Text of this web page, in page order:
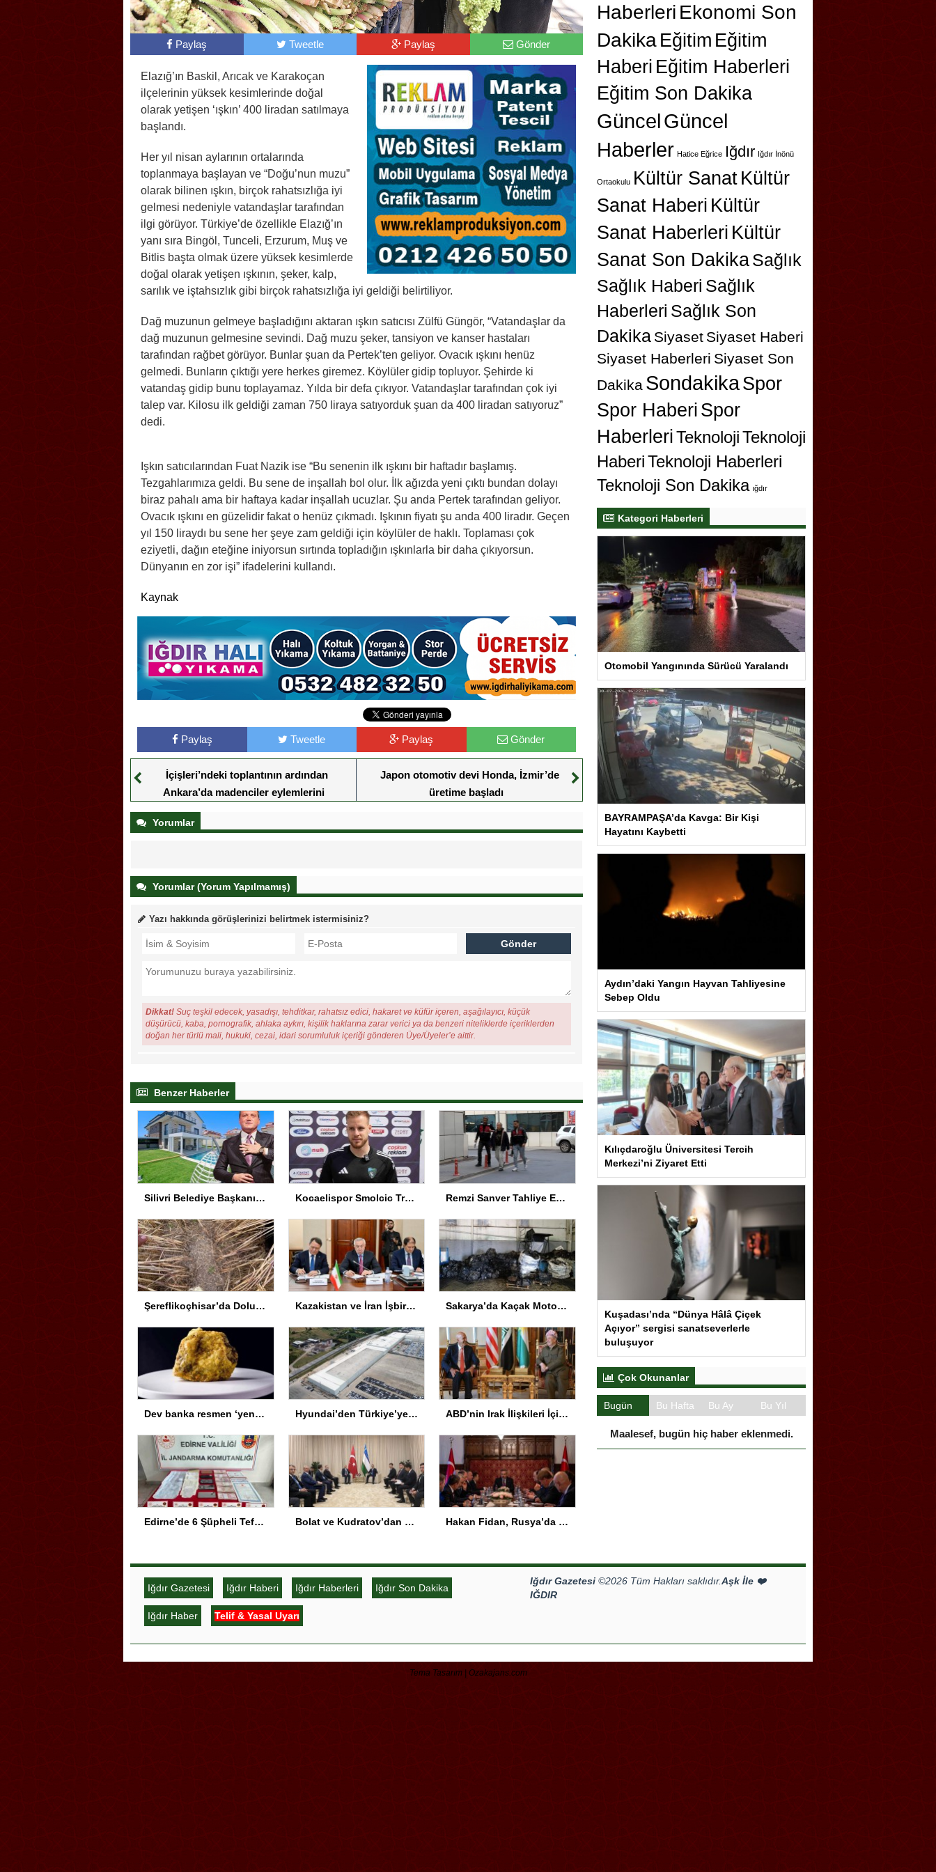
Paylaş Tweetle Paylaş Gönder
Elazığ’ın Baskil, Arıcak ve Karakoçan
ilçelerinin yüksek kesimlerinde doğal
olarak yetişen ‘ışkın’ 400 liradan satılmaya
başlandı.
Her yıl nisan aylarının ortalarında
toplanmaya başlayan ve “Doğu’nun muzu”
olarak bilinen ışkın, birçok rahatsızlığa iyi
gelmesi nedeniyle vatandaşlar tarafından
ilgi görüyor. Türkiye’de özellikle Elazığ’ın
yanı sıra Bingöl, Tunceli, Erzurum, Muş ve
Bitlis başta olmak üzere yüksek kesimlerde
doğal olarak yetişen ışkının, şeker, kalp,
sarılık ve iştahsızlık gibi birçok rahatsızlığa iyi geldiği belirtiliyor.
Dağ muzunun gelmeye başladığını aktaran ışkın satıcısı Zülfü Güngör, “Vatandaşlar da
dağ muzunun gelmesine sevindi. Dağ muzu şeker, tansiyon ve kanser hastaları
tarafından rağbet görüyor. Bunlar şuan da Pertek’ten geliyor. Ovacık ışkını henüz
gelmedi. Bunların çıktığı yere herkes giremez. Köylüler gidip topluyor. Şehirde ki
vatandaş gidip bunu toplayamaz. Yılda bir defa çıkıyor. Vatandaşlar tarafından çok iyi
talep var. Kilosu ilk geldiği zaman 750 liraya satıyorduk şuan da 400 liradan satıyoruz”
dedi.
Işkın satıcılarından Fuat Nazik ise “Bu senenin ilk ışkını bir haftadır başlamış.
Tezgahlarımıza geldi. Bu sene de inşallah bol olur. İlk ağızda yeni çıktı bundan dolayı
biraz pahalı ama bir haftaya kadar inşallah ucuzlar. Şu anda Pertek tarafından geliyor.
Ovacık ışkını en güzelidir fakat o henüz çıkmadı. Işkının fiyatı şu anda 400 liradır. Geçen
yıl 150 liraydı bu sene her şeye zam geldiği için köylüler de haklı. Toplaması çok
eziyetli, dağın eteğine iniyorsun sırtında topladığın ışkınlarla bir daha çıkıyorsun.
Dünyanın en zor işi” ifadelerini kullandı.
Kaynak
Paylaş Tweetle Paylaş Gönder
İçişleri’ndeki toplantının ardından
Ankara’da madenciler eylemlerini
Japon otomotiv devi Honda, İzmir’de
üretime başladı
Yorumlar
Yorumlar (Yorum Yapılmamış)
Yazı hakkında görüşlerinizi belirtmek istermisiniz?
Dikkat! Suç teşkil edecek, yasadışı, tehditkar, rahatsız edici, hakaret ve küfür içeren, aşağılayıcı, küçük
düşürücü, kaba, pornografik, ahlaka aykırı, kişilik haklarına zarar verici ya da benzeri niteliklerde içeriklerden
doğan her türlü mali, hukuki, cezai, idari sorumluluk içeriği gönderen Üye/Üyeler’e aittir.
Benzer Haberler
Silivri Belediye Başkanı Yolsuzluk Soruşturmasında İfade Verdi Kocaelispor Smolcic Transferini Durdurdu Remzi Sanver Tahliye Edildi
Şereflikoçhisar’da Dolu Zararını Tespit İçin Harekete Geçildi Kazakistan ve İran İşbirliği Geliştiriliyor Sakarya’da Kaçak Motor Parçası Operasyonu
Dev banka resmen ‘yeni altın’ ilan etti: Uranyumda tarihi rekorlara çok az kaldı Hyundai’den Türkiye’ye 715 milyon euro değerinde yatırım hamlesi ABD’nin Irak İlişkileri İçin Kritik Görüşmeler
Edirne’de 6 Şüpheli Tefecilikten Gözaltında Bolat ve Kudratov’dan Ticaret Hedefi Hakan Fidan, Rusya’da Türk İş Adamlarıyla Buluştu
Haberleri Ekonomi Son
Dakika Eğitim Eğitim
Haberi Eğitim Haberleri
Eğitim Son Dakika
GüncelGüncel
Haberler Hatice Eğrice Iğdır Iğdır İnönü
Ortaokulu Kültür SanatKültür
Sanat Haberi Kültür
Sanat Haberleri Kültür
Sanat Son DakikaSağlık
Sağlık Haberi Sağlık
Haberleri Sağlık Son
Dakika Siyaset Siyaset Haberi
Siyaset Haberleri Siyaset Son
Dakika SondakikaSpor
Spor Haberi Spor
HaberleriTeknolojiTeknoloji
HaberiTeknoloji Haberleri
Teknoloji Son Dakika ığdır
Kategori Haberleri
Otomobil Yangınında Sürücü Yaralandı
BAYRAMPAŞA’da Kavga: Bir Kişi
Hayatını Kaybetti
Aydın’daki Yangın Hayvan Tahliyesine
Sebep Oldu
Kılıçdaroğlu Üniversitesi Tercih
Merkezi’ni Ziyaret Etti
Kuşadası’nda “Dünya Hâlâ Çiçek
Açıyor” sergisi sanatseverlerle
buluşuyor
Çok Okunanlar
Bugün Bu Hafta Bu Ay Bu Yıl
Maalesef, bugün hiç haber eklenmedi.
Iğdır Gazetesi Iğdır Haberi Iğdır Haberleri Iğdır Son Dakika
Iğdır Haber Telif & Yasal Uyarı
Iğdır Gazetesi ©2026 Tüm Hakları saklıdır.Aşk İle ❤️
IĞDIR
Tema Tasarım | Ozakajans.com